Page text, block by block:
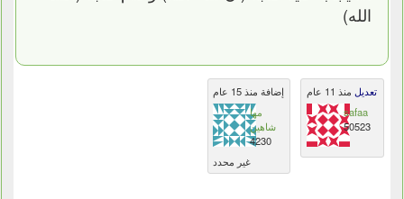
الله)
إضافة منذ 15 عام
مها
شاهين
4230
غير محدد
تعديل منذ 11 عام
safaa
50523